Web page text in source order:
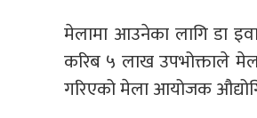
मेलामा आउनेका लागि डा
करिब ५ लाख उपभोक्ताले
गरिएको मेला आयोजक